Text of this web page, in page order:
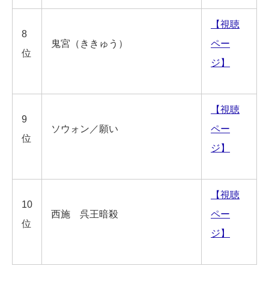
8
位
鬼宮（ききゅう）
【視聴
ペー
ジ】
9
位
ソウォン／願い
【視聴
ペー
ジ】
10
位
西施 呉王暗殺
【視聴
ペー
ジ】